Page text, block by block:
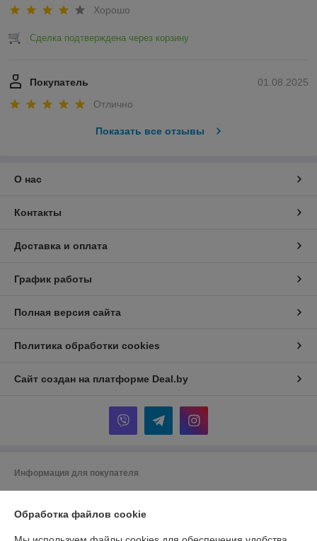
Хорошо
Сделка подтверждена через корзину
01.08.2025
Покупатель
Отлично
Показать все отзывы
О нас
Контакты
Доставка и оплата
График работы
Полная версия сайта
Политика обработки cookies
Сайт создан на платформе Deal.by
Информация для покупателя
Обработка файлов cookie